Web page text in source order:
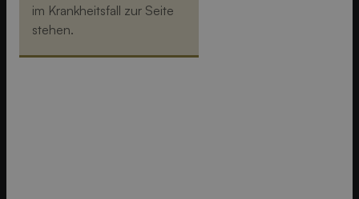
im Krankheitsfall zur Seite
stehen.